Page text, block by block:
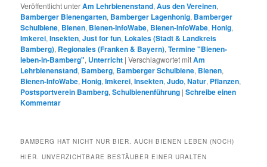
Veröffentlicht unterAm Lehrbienenstand,Aus den Vereinen,
Bamberger Bienengarten, Bamberger Lagenhonig, Bamberger
Schulbiene, Bienen, Bienen-InfoWabe, Bienen-InfoWabe,Honig,
Imkerei,Insekten,Just for fun, Lokales (Stadt & Landkreis
Bamberg), Regionales (Franken & Bayern),Termine "Bienen-
leben-in-Bamberg", Unterricht |Verschlagwortet mitAm
Lehrbienenstand, Bamberg, Bamberger Schulbiene, Bienen,
Bienen-InfoWabe,Honig,Imkerei,Insekten,Judo,Natur, Pflanzen,
Postsportverein Bamberg,Schulbienenführung |Schreibe einen
Kommentar
BAMBERG HAT NICHT NUR BIER. AUCH BIENEN LEBEN (NOCH)
HIER. UNVERZICHTBARE BESTÄUBER EINER URALTEN